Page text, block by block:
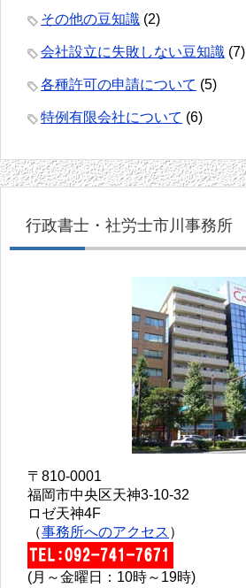
その他の豆知識 (2)
会社設立に失敗しない豆知識 (7)
各種許可の申請について (5)
特例有限会社について (6)
行政書士・社労士市川事務所
〒810-0001
福岡市中央区天神3-10-32
ロゼ天神4F
（事務所へのアクセス ）
(月～金曜日：10時～19時)